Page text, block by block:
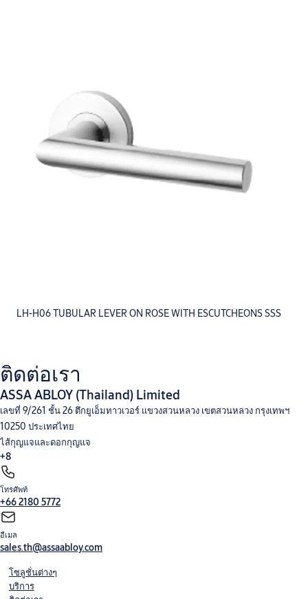
LH-H06 TUBULAR LEVER ON ROSE WITH ESCUTCHEONS SSS
ติดต่อเรา
ASSA ABLOY (Thailand) Limited
เลขที่ 9/261 ชั้น 26 ตึกยูเอ็มทาวเวอร์ แขวงสวนหลวง เขตสวนหลวง กรุงเทพฯ
10250 ประเทศไทย
ไส้กุญแจและดอกกุญแจ
+8
โช๊คอัพประตู
ผลัก
อุปกรณ์ตกแต่งบานประตู และอุปกรณ์ฮาร์ดแวร์
Access Control
โทรศัพท์
+66 2180 5772
อีเมล
sales.th@assaabloy.com
โซลูชั่นต่างๆ
บริการ